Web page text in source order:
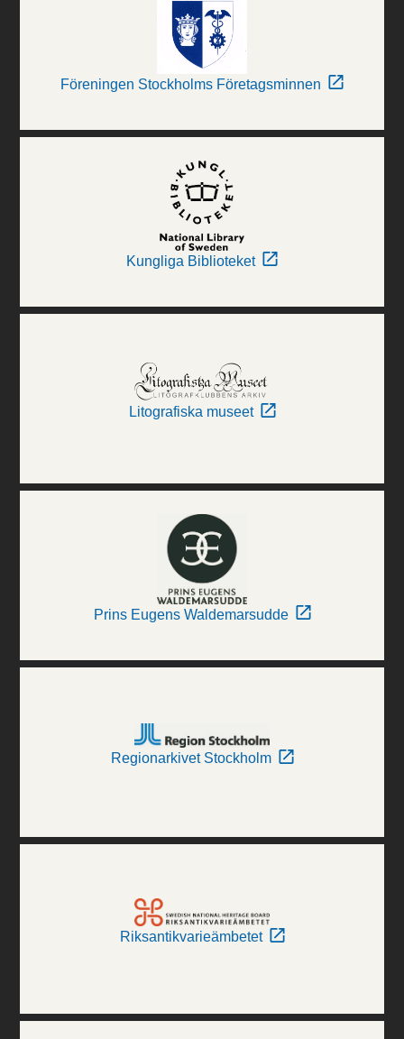
Föreningen Stockholms Företagsminnen
Kungliga Biblioteket
Litografiska museet
Prins Eugens Waldemarsudde
Regionarkivet Stockholm
Riksantikvarieämbetet